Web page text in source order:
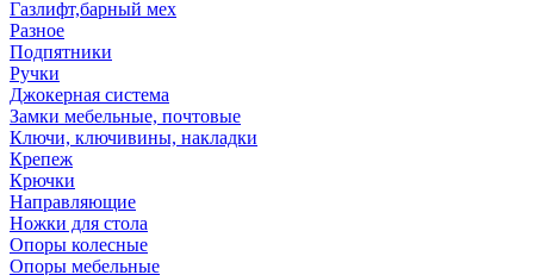
Газлифт,барный мех
Разное
Подпятники
Ручки
Джокерная система
Замки мебельные, почтовые
Ключи, ключивины, накладки
Крепеж
Крючки
Направляющие
Ножки для стола
Опоры колесные
Опоры мебельные